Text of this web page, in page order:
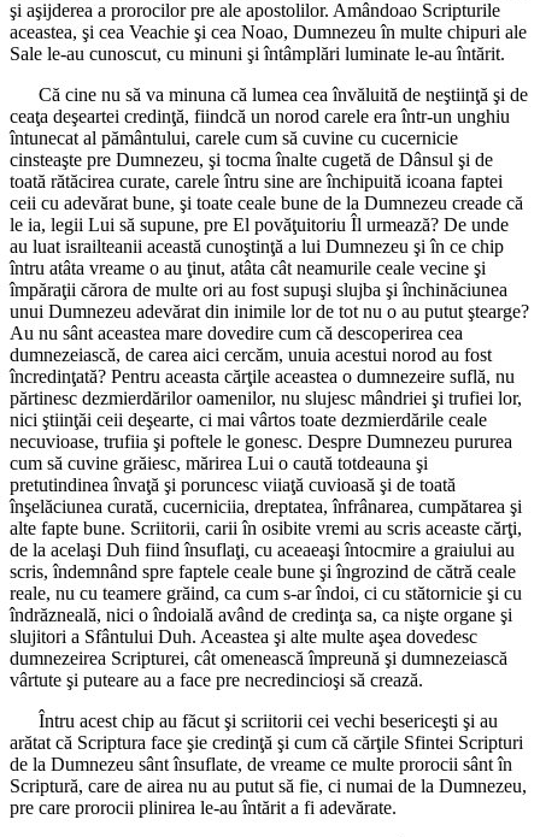
şi aşijderea a prorocilor pre ale apostolilor. Amândoao Scripturile
aceastea, şi cea Veachie şi cea Noao, Dumnezeu în multe chipuri ale
Sale le-au cunoscut, cu minuni şi întâmplări luminate le-au întărit.
Că cine nu să va minuna că lumea cea învăluită de neştiinţă şi de
ceaţa deşeartei credinţă, fiindcă un norod carele era într-un unghiu
întunecat al pământului, carele cum să cuvine cu cucernicie
cinsteaşte pre Dumnezeu, şi tocma înalte cugetă de Dânsul şi de
toată rătăcirea curate, carele întru sine are închipuită icoana faptei
ceii cu adevărat bune, şi toate ceale bune de la Dumnezeu creade că
le ia, legii Lui să supune, pre El povăţuitoriu Îl urmează? De unde
au luat israilteanii această cunoştinţă a lui Dumnezeu şi în ce chip
întru atâta vreame o au ţinut, atâta cât neamurile ceale vecine şi
împăraţii cărora de multe ori au fost supuşi slujba şi închinăciunea
unui Dumnezeu adevărat din inimile lor de tot nu o au putut ştearge?
Au nu sânt aceastea mare dovedire cum că descoperirea cea
dumnezeiască, de carea aici cercăm, unuia acestui norod au fost
încredinţată? Pentru aceasta cărţile aceastea o dumnezeire suflă, nu
părtinesc dezmierdărilor oamenilor, nu slujesc mândriei şi trufiei lor,
nici ştiinţăi ceii deşearte, ci mai vârtos toate dezmierdările ceale
necuvioase, trufiia şi poftele le gonesc. Despre Dumnezeu pururea
cum să cuvine grăiesc, mărirea Lui o caută totdeauna şi
pretutindinea învaţă şi poruncesc viiaţă cuvioasă şi de toată
înşelăciunea curată, cucerniciia, dreptatea, înfrânarea, cumpătarea şi
alte fapte bune. Scriitorii, carii în osibite vremi au scris aceaste cărţi,
de la acelaşi Duh fiind însuflaţi, cu aceaeaşi întocmire a graiului au
scris, îndemnând spre faptele ceale bune şi îngrozind de cătră ceale
reale, nu cu teamere grăind, ca cum s-ar îndoi, ci cu stătornicie şi cu
îndrăzneală, nici o îndoială având de credinţa sa, ca nişte organe şi
slujitori a Sfântului Duh. Aceastea şi alte multe aşea dovedesc
dumnezeirea Scripturei, cât omenească împreună şi dumnezeiască
vârtute şi puteare au a face pre necredincioşi să crează.
Întru acest chip au făcut şi scriitorii cei vechi besericeşti şi au
arătat că Scriptura face şie credinţă şi cum că cărţile Sfintei Scripturi
de la Dumnezeu sânt însuflate, de vreame ce multe prorocii sânt în
Scriptură, care de airea nu au putut să fie, ci numai de la Dumnezeu,
pre care prorocii plinirea le-au întărit a fi adevărate.